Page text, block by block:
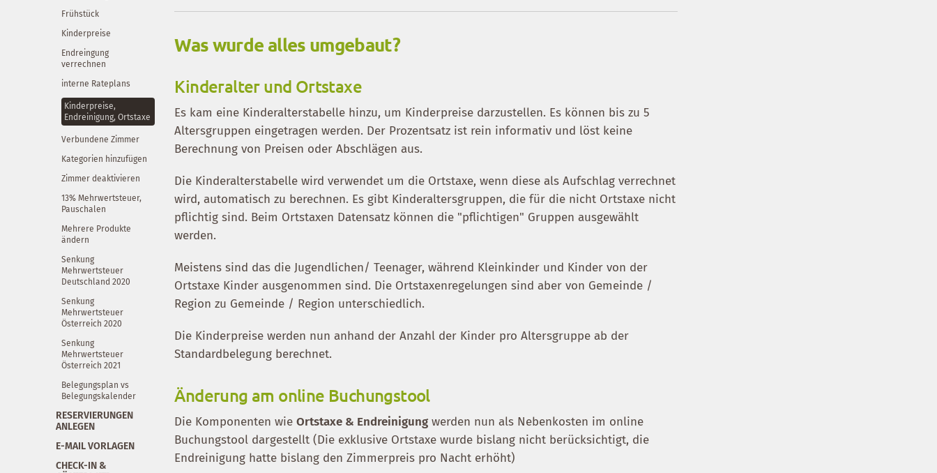
Frühstück
Kinderpreise
Endreingung
verrechnen
interne Rateplans
Kinderpreise,
Endreinigung, Ortstaxe
Verbundene Zimmer
Kategorien hinzufügen
Zimmer deaktivieren
13% Mehrwertsteuer,
Pauschalen
Mehrere Produkte
ändern
Senkung
Mehrwertsteuer
Deutschland 2020
Senkung
Mehrwertsteuer
Österreich 2020
Senkung
Mehrwertsteuer
Österreich 2021
Belegungsplan vs
Belegungskalender
RESERVIERUNGEN
ANLEGEN
E-MAIL VORLAGEN
CHECK-IN &
Was wurde alles umgebaut?
Kinderalter und Ortstaxe
Es kam eine Kinderalterstabelle hinzu, um Kinderpreise darzustellen. Es können bis zu 5
Altersgruppen eingetragen werden. Der Prozentsatz ist rein informativ und löst keine
Berechnung von Preisen oder Abschlägen aus.
Die Kinderalterstabelle wird verwendet um die Ortstaxe, wenn diese als Aufschlag verrechnet
wird, automatisch zu berechnen. Es gibt Kinderaltersgruppen, die für die nicht Ortstaxe nicht
pflichtig sind. Beim Ortstaxen Datensatz können die "pflichtigen" Gruppen ausgewählt
werden.
Meistens sind das die Jugendlichen/ Teenager, während Kleinkinder und Kinder von der
Ortstaxe Kinder ausgenommen sind. Die Ortstaxenregelungen sind aber von Gemeinde /
Region zu Gemeinde / Region unterschiedlich.
Die Kinderpreise werden nun anhand der Anzahl der Kinder pro Altersgruppe ab der
Standardbelegung berechnet.
Änderung am online Buchungstool
Die Komponenten wieOrtstaxe & Endreinigung werden nun als Nebenkosten im online
Buchungstool dargestellt (Die exklusive Ortstaxe wurde bislang nicht berücksichtigt, die
Endreinigung hatte bislang den Zimmerpreis pro Nacht erhöht)